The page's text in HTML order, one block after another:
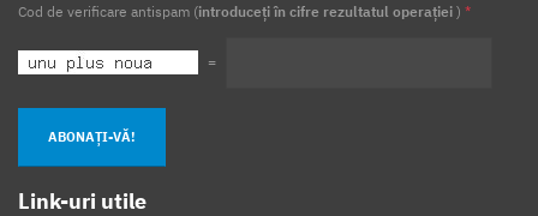
Cod de verificare antispam (introduceți în cifre rezultatul operației ) *
=
ABONAȚI-VĂ!
Link-uri utile